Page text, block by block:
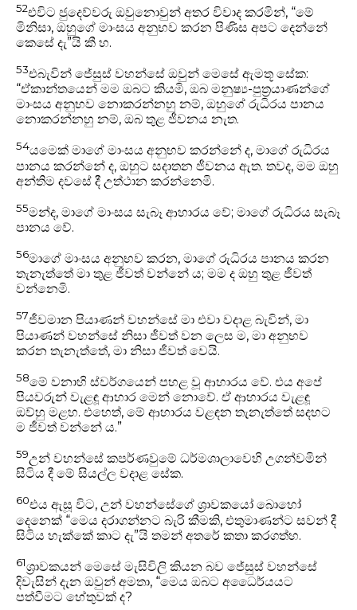
52එවිට ජුදෙව්වරු ඔවුනොවුන් අතර විවාද කරමින්, “මේ
මිනිසා, ඔහුගේ මාංසය අනුභව කරන පිණිස අපට දෙන්නේ
කෙසේ දැ”යි කී හ.
53එබැවින් ජේසුස් වහන්සේ ඔවුන් මෙසේ ඇමතූ සේක:
“ඒකාන්තයෙන් මම ඔබට කියමි, ඔබ මනුෂ්‍ය-පුත්‍රයාණන්ගේ
මාංසය අනුභව නොකරන්නහු නම්, ඔහුගේ රුධිරය පානය
නොකරන්නහු නම්, ඔබ තුළ ජීවනය නැත.
54යමෙක් මාගේ මාංසය අනුභව කරන්නේ ද, මාගේ රුධිරය
පානය කරන්නේ ද, ඔහුට සදාතන ජීවනය ඇත. තවද, මම ඔහු
අන්තිම දවසේ දී උත්ථාන කරන්නෙමි.
55මන්ද, මාගේ මාංසය සැබෑ ආහාරය වේ; මාගේ රුධිරය සැබෑ
පානය වේ.
56මාගේ මාංසය අනුභව කරන, මාගේ රුධිරය පානය කරන
තැනැත්තේ මා තුළ ජීවත් වන්නේ ය; මම ද ඔහු තුළ ජීවත්
වන්නෙමි.
57ජීවමාන පියාණන් වහන්සේ මා එවා වදාළ බැවින්, මා
පියාණන් වහන්සේ නිසා ජීවත් වන ලෙස ම, මා අනුභව
කරන තැනැත්තේ, මා නිසා ජීවත් වෙයි.
58මේ වනාහි ස්වර්ගයෙන් පහළ වූ ආහාරය වේ. එය අපේ
පියවරුන් වැළඳූ ආහාර මෙන් නොවේ. ඒ ආහාරය වැළඳූ
ඔව්හු මළහ. එහෙත්, මේ ආහාරය වළඳන තැනැත්තේ සදහට
ම ජීවත් වන්නේ ය.”
59උන් වහන්සේ කපර්ණවුමේ ධර්මශාලාවෙහි උගන්වමින්
සිටිය දී මේ සියල්ල වදාළ සේක.
60එය ඇසූ විට, උන් වහන්සේගේ ශ්‍රාවකයෝ බොහෝ
දෙනෙක් “මෙය දරාගන්නට බැරි කීමකි, එතුමාණන්ට සවන් දී
සිටිය හැක්කේ කාට දැ”යි තමන් අතරේ කතා කරගත්හ.
61ශ්‍රාවකයන් මෙසේ මැසිවිලි කියන බව ජේසුස් වහන්සේ
දිවැසින් දැන ඔවුන් අමතා, “මෙය ඔබට අධෛර්යයට
පත්වීමට හේතුවක් ද?